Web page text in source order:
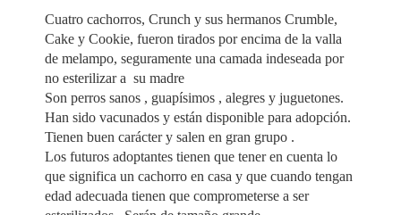
Cuatro cachorros, Crunch y sus hermanos Crumble,
Cake y Cookie, fueron tirados por encima de la valla
de melampo, seguramente una camada indeseada por
no esterilizar a su madre
Son perros sanos , guapísimos , alegres y juguetones.
Han sido vacunados y están disponible para adopción.
Tienen buen carácter y salen en gran grupo .
Los futuros adoptantes tienen que tener en cuenta lo
que significa un cachorro en casa y que cuando tengan
edad adecuada tienen que comprometerse a ser